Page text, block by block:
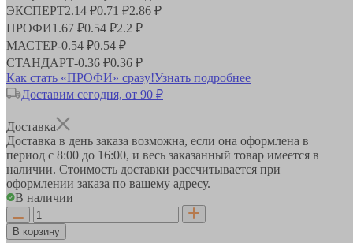
ЭКСПЕРТ2.14 ₽0.71 ₽2.86 ₽
ПРОФИ1.67 ₽0.54 ₽2.2 ₽
МАСТЕР-0.54 ₽0.54 ₽
СТАНДАРТ-0.36 ₽0.36 ₽
Как стать «ПРОФИ» сразу!Узнать подробнее
Доставим сегодня, от 90 ₽
Доставка
Доставка в день заказа возможна, если она оформлена в
период с 8:00 до 16:00, и весь заказанный товар имеется в
наличии. Стоимость доставки рассчитывается при
оформлении заказа по вашему адресу.
В наличии
В корзину